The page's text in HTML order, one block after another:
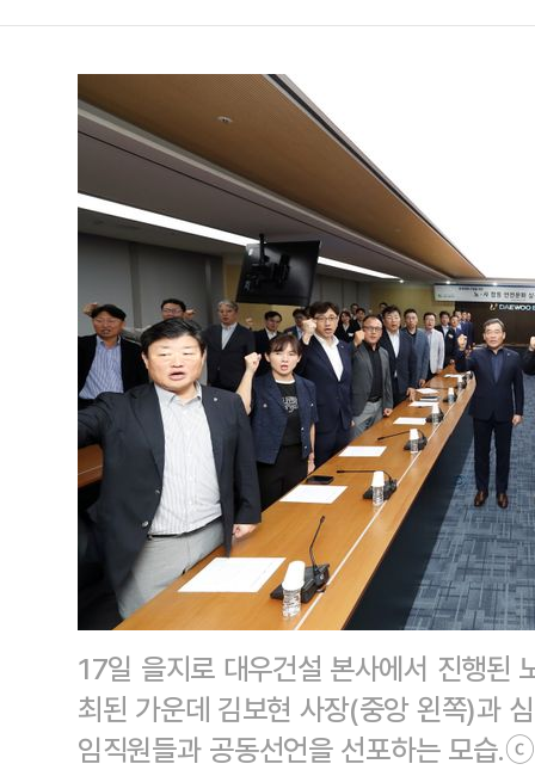
17일 을지로 대우건설 본사에서 진행된
최된 가운데 김보현 사장(중앙 왼쪽)과
임직원들과 공동선언을 선포하는 모습